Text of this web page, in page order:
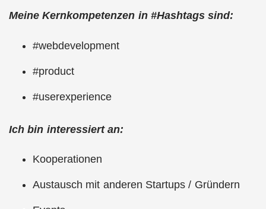
Meine Kernkompetenzen in #Hashtags sind:
#webdevelopment
#product
#userexperience
Ich bin interessiert an:
Kooperationen
Austausch mit anderen Startups / Gründern